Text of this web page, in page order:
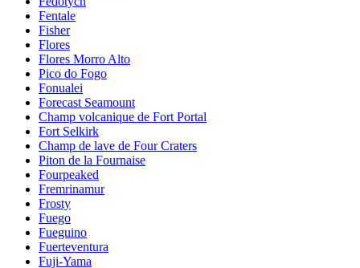
Fentale
Fisher
Flores
Flores Morro Alto
Pico do Fogo
Fonualei
Forecast Seamount
Champ volcanique de Fort Portal
Fort Selkirk
Champ de lave de Four Craters
Piton de la Fournaise
Fourpeaked
Fremrinamur
Frosty
Fuego
Fueguino
Fuerteventura
Fuji-Yama